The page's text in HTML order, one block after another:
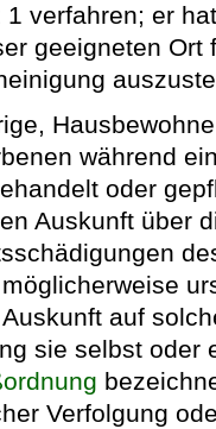
1 verfahren; er
geeigneten
während
oder
Auskunft über
auf
sie selbst oder
Verfolgung